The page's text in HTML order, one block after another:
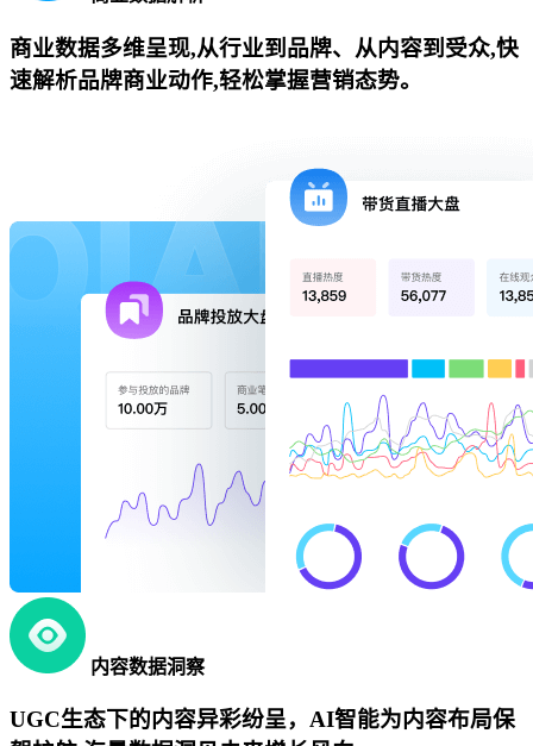
商业数据多维呈现,从行业到品牌、从内容到受众,快
速解析品牌商业动作,轻松掌握营销态势。
内容数据洞察
UGC生态下的内容异彩纷呈，AI智能为内容布局保